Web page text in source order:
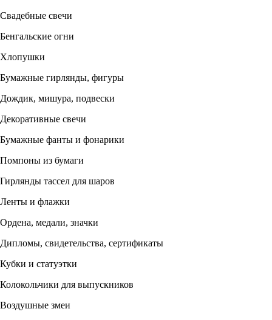
Свадебные свечи
Бенгальские огни
Хлопушки
Бумажные гирлянды, фигуры
Дождик, мишура, подвески
Декоративные свечи
Бумажные фанты и фонарики
Помпоны из бумаги
Гирлянды тассел для шаров
Ленты и флажки
Ордена, медали, значки
Дипломы, свидетельства, сертификаты
Кубки и статуэтки
Колокольчики для выпускников
Воздушные змеи